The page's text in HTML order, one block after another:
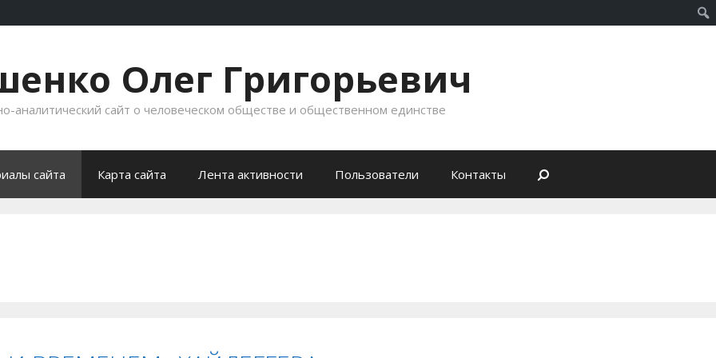
Олег Григорьевич
аналитический сайт о человеческом обществе и общественном единстве
сайта Карта сайта Лента активности Пользователи Контакты